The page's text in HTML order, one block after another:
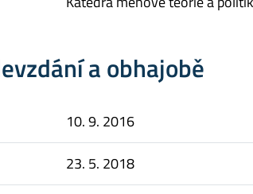
a obhajobě
10. 9. 2016
23. 5. 2018